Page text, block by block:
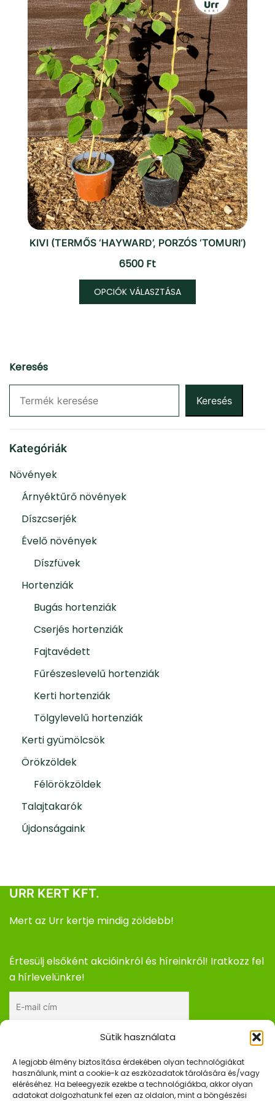
Sütik használata
A legjobb élmény biztosítása érdekében olyan technológiákat
használunk, mint a cookie-k az eszközadatok tárolására és/vagy
eléréséhez. Ha beleegyezik ezekbe a technológiákba, akkor olyan
adatokat dolgozhatunk fel ezen az oldalon, mint a böngészési
KIVI (TERMŐS ‘HAYWARD’, PORZÓS ‘TOMURI’)
6500 Ft
OPCIÓK VÁLASZTÁSA
több
variációja
A
termékoldalon
választhatók
Keresés
Keresés
Kategóriák
Növények
Árnyéktűrő növények
Díszcserjék
Évelő növények
Díszfüvek
Hortenziák
Bugás hortenziák
Cserjés hortenziák
Fajtavédett
Fűrészeslevelű hortenziák
Kerti hortenziák
Tölgylevelű hortenziák
Kerti gyümölcsök
Örökzöldek
Félörökzöldek
Talajtakarók
Újdonságaink
URR KERT KFT.
Mert az Urr kertje mindig zöldebb!
Értesülj elsőként akcióinkról és híreinkről! Iratkozz fel
a hírlevelünkre!
Elfogadom az adatkezelési tájékoztatót.